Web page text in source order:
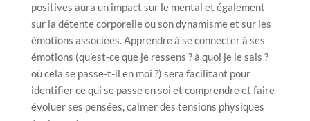
positives aura un impact sur le mental et également
sur la détente corporelle ou son dynamisme et sur les
émotions associées. Apprendre à se connecter à ses
émotions (qu’est-ce que je ressens ? à quoi je le sais ?
où cela se passe-t-il en moi ?) sera facilitant pour
identifier ce qui se passe en soi et comprendre et faire
évoluer ses pensées, calmer des tensions physiques